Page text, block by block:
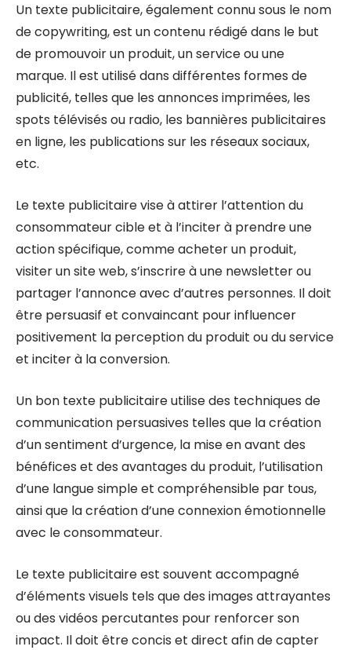
Un texte publicitaire, également connu sous le nom
de copywriting, est un contenu rédigé dans le but
de promouvoir un produit, un service ou une
marque. Il est utilisé dans différentes formes de
publicité, telles que les annonces imprimées, les
spots télévisés ou radio, les bannières publicitaires
en ligne, les publications sur les réseaux sociaux,
etc.
Le texte publicitaire vise à attirer l’attention du
consommateur cible et à l’inciter à prendre une
action spécifique, comme acheter un produit,
visiter un site web, s’inscrire à une newsletter ou
partager l’annonce avec d’autres personnes. Il doit
être persuasif et convaincant pour influencer
positivement la perception du produit ou du service
et inciter à la conversion.
Un bon texte publicitaire utilise des techniques de
communication persuasives telles que la création
d’un sentiment d’urgence, la mise en avant des
bénéfices et des avantages du produit, l’utilisation
d’une langue simple et compréhensible par tous,
ainsi que la création d’une connexion émotionnelle
avec le consommateur.
Le texte publicitaire est souvent accompagné
d’éléments visuels tels que des images attrayantes
ou des vidéos percutantes pour renforcer son
impact. Il doit être concis et direct afin de capter